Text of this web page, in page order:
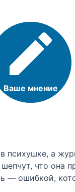
Ваше мнение
психушке, а
что она
— ошибкой,